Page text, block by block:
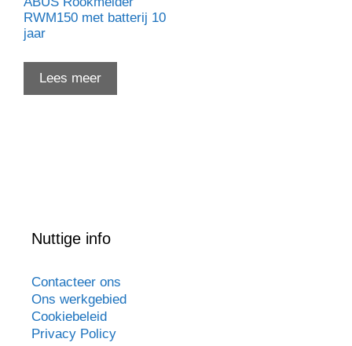
RWM150 met batterij 10
jaar
Lees meer
Nuttige info
Contacteer ons
Ons werkgebied
Cookiebeleid
Privacy Policy